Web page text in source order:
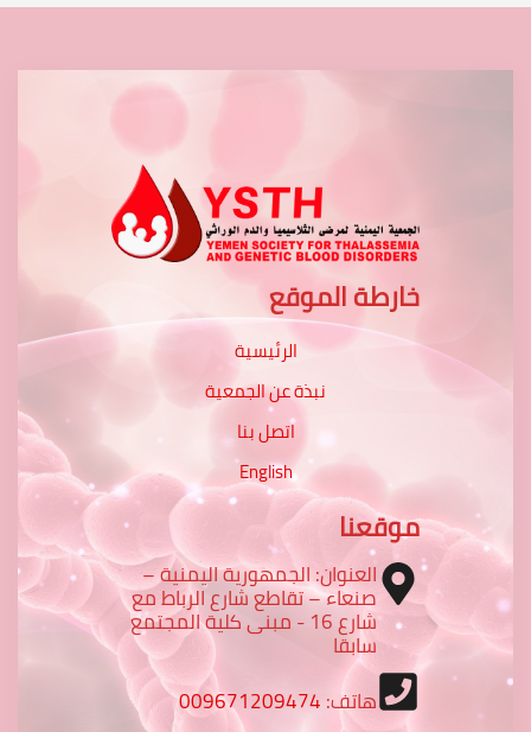
خارطة الموقع
الرئيسية
نبذة عن الجمعية
اتصل بنا
English
موقعنا
العنوان: الجمهورية اليمنية –
صنعاء – تقاطع شارع الرباط مع
شارع 16 - مبنى كلية المجتمع
سابقا
هاتف:009671209474